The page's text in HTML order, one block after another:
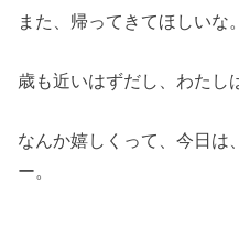
また、帰ってきてほしいな。
歳も近いはずだし、わたし
なんか嬉しくって、今日は
ー。